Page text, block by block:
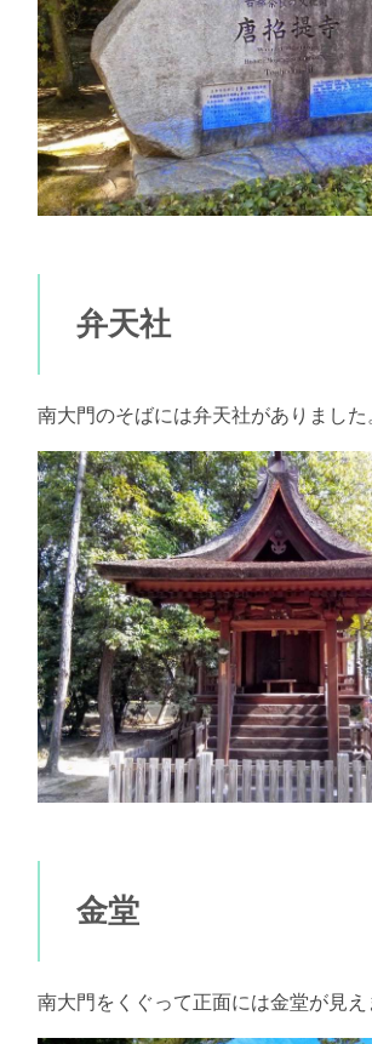
弁天社
南大門のそばには弁天社がありました
金堂
南大門をくぐって正面には金堂が見え